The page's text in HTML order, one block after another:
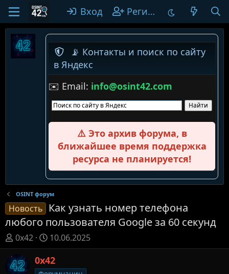
Вход Регистрация
📡 Контакты и поиск по сайту
в Яндекс
✉️ Email: info@osint42.com
⚠️ Это архив форума, в
ближайшее время поддержка
ресурса не планируется!
OSINT форум
Новость
Как узнать номер телефона
любого пользователя Google за 60 секунд
А
в
т
о
0x42
Д
а
т
а
10.06.2025
0x42